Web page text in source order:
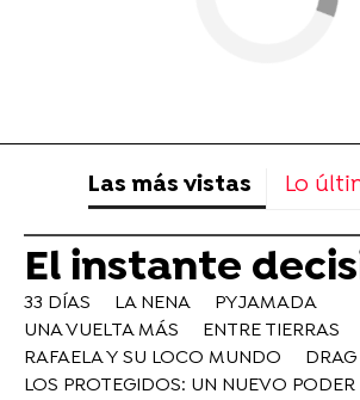
Las más vistas Lo
El instante
33 DÍAS LA NENA
PYJAMADA
UNA VUELTA MÁS
ENTRE TIERRAS
RAFAELA Y SU LOCO MUNDO
LOS PROTEGIDOS: UN NUEVO PODER